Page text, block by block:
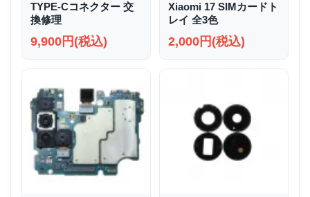
TYPE-Cコネクター 交
換修理
9,900円(税込)
Xiaomi 17 SIMカードト
レイ 全3色
2,000円(税込)